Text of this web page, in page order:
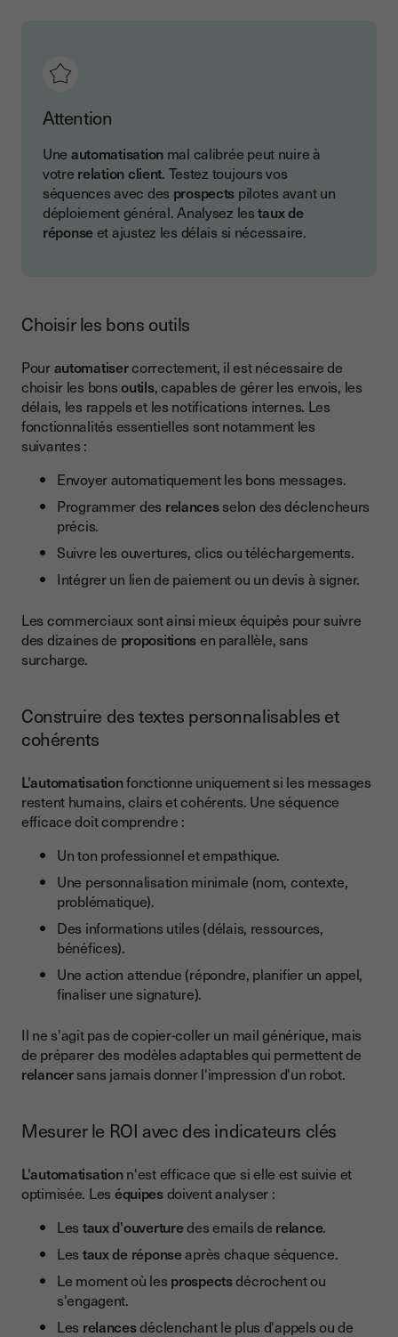
Attention
Une automatisationmal calibrée peut nuire à
votre relation client. Testez toujours vos
séquences avec des prospects pilotes avant un
déploiement général. Analysez lestaux de
réponseet ajustez les délais si nécessaire.
Choisir les bons outils
Pourautomatisercorrectement, il est nécessaire de
choisir les bonsoutils, capables de gérer les envois, les
délais, les rappels et les notifications internes. Les
fonctionnalités essentielles sont notamment les
suivantes :
Envoyer automatiquement les bons messages.
Programmer des relancesselon des déclencheurs
précis.
Suivre les ouvertures, clics ou téléchargements.
Intégrer un lien de paiement ou un devis à signer.
Les commerciaux sont ainsi mieux équipés pour suivre
des dizaines de propositionsen parallèle, sans
surcharge.
Construire des textes personnalisables et
cohérents
L'automatisationfonctionne uniquement si les messages
restent humains, clairs et cohérents. Une séquence
efficace doit comprendre :
Un ton professionnel et empathique.
Une personnalisation minimale (nom, contexte,
problématique).
Des informations utiles (délais, ressources,
bénéfices).
Une action attendue (répondre, planifier un appel,
finaliser une signature).
Il ne s'agit pas de copier-coller un mail générique, mais
de préparer des modèles adaptables qui permettent de
relancersans jamais donner l'impression d'un robot.
Mesurer le ROI avec des indicateurs clés
L'automatisationn'est efficace que si elle est suivie et
optimisée. Les équipesdoivent analyser :
Les taux d'ouverturedes emails de relance.
Les taux de réponseaprès chaque séquence.
Le moment où les prospectsdécrochent ou
s'engagent.
Les relancesdéclenchant le plus d'appels ou de